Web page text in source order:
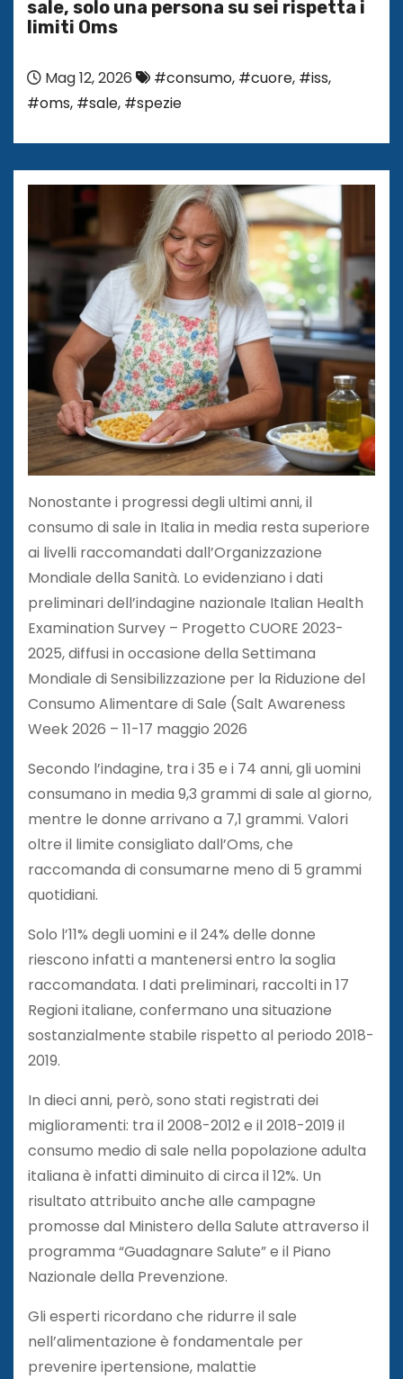
sale, solo una persona su sei rispetta i
limiti Oms
Mag 12, 2026 #consumo, #cuore, #iss,
#oms, #sale, #spezie
Nonostante i progressi degli ultimi anni, il
consumo di sale in Italia in media resta superiore
ai livelli raccomandati dall’Organizzazione
Mondiale della Sanità. Lo evidenziano i dati
preliminari dell’indagine nazionale Italian Health
Examination Survey – Progetto CUORE 2023-
2025, diffusi in occasione della Settimana
Mondiale di Sensibilizzazione per la Riduzione del
Consumo Alimentare di Sale (Salt Awareness
Week 2026 – 11-17 maggio 2026
Secondo l’indagine, tra i 35 e i 74 anni, gli uomini
consumano in media 9,3 grammi di sale al giorno,
mentre le donne arrivano a 7,1 grammi. Valori
oltre il limite consigliato dall’Oms, che
raccomanda di consumarne meno di 5 grammi
quotidiani.
Solo l’11% degli uomini e il 24% delle donne
riescono infatti a mantenersi entro la soglia
raccomandata. I dati preliminari, raccolti in 17
Regioni italiane, confermano una situazione
sostanzialmente stabile rispetto al periodo 2018-
2019.
In dieci anni, però, sono stati registrati dei
miglioramenti: tra il 2008-2012 e il 2018-2019 il
consumo medio di sale nella popolazione adulta
italiana è infatti diminuito di circa il 12%. Un
risultato attribuito anche alle campagne
promosse dal Ministero della Salute attraverso il
programma “Guadagnare Salute” e il Piano
Nazionale della Prevenzione.
Gli esperti ricordano che ridurre il sale
nell’alimentazione è fondamentale per
prevenire ipertensione, malattie